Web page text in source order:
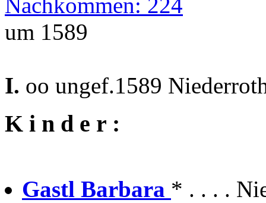
um 1589
I. oo ungef.1589
K i n d e r :
Gastl Barbara * . . . .